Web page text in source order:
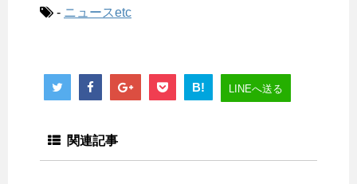
- ニュースetc
B! LINEへ送る
関連記事